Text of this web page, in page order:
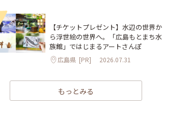
【チケットプレゼント】水辺の世界か
ら浮世絵の世界へ。「広島もとまち水
族館」ではじまるアートさんぽ
広島県 [PR] 2026.07.31
もっとみる